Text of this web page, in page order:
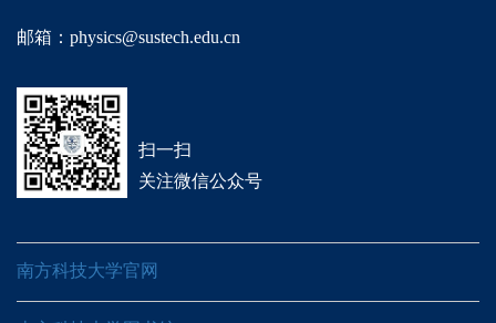
邮箱：physics@sustech.edu.cn
扫一扫
关注微信公众号
南方科技大学官网